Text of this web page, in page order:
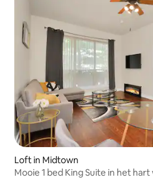
Loft in Midtown
Mooie 1 bed King Suite in het